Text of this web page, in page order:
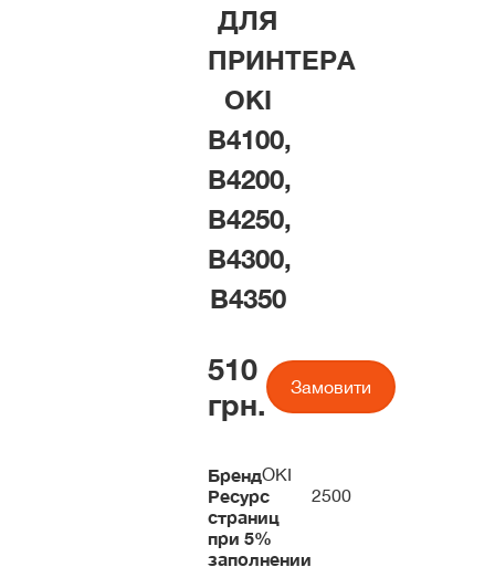
ДЛЯ
ПРИНТЕРА
OKI
B4100,
B4200,
B4250,
B4300,
B4350
510
грн.
Замовити
БрендOKI
Ресурс
страниц
при 5%
заполнении
2500